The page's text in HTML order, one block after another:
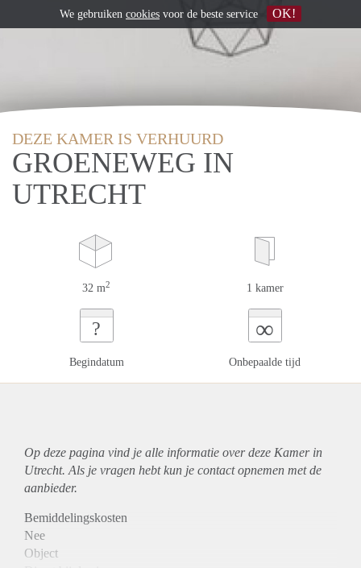
DEZE KAMER IS VERHUURD
GROENEWEG IN
UTRECHT
32 m2 1 kamer
?
Begindatum
∞
Onbepaalde tijd
Op deze pagina vind je alle informatie over deze Kamer in
Utrecht. Als je vragen hebt kun je contact opnemen met de
aanbieder.
Bemiddelingskosten
Nee
Object
We gebruiken cookies voor de beste service OK!